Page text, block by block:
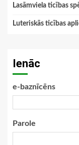
Lasāmviela ticības
Luteriskās ticības
Ienāc
e-baznīcēns
Parole